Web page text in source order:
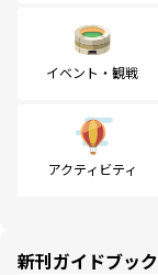
イベント・観戦
アクティビティ
新刊ガイドブック